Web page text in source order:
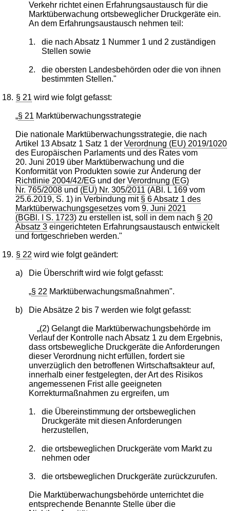
Verkehr richtet einen Erfahrungsaustausch für die
Marktüberwachung ortsbeweglicher Druckgeräte ein.
An dem Erfahrungsaustausch nehmen teil:
1.
die nach Absatz 1 Nummer 1 und 2 zuständigen
Stellen sowie
2.
die obersten Landesbehörden oder die von ihnen
bestimmten Stellen."
18. § 21 wird wie folgt gefasst:
„§ 21 Marktüberwachungsstrategie
Die nationale Marktüberwachungsstrategie, die nach
Artikel 13 Absatz 1 Satz 1 derVerordnung (EU) 2019/1020
des Europäischen Parlaments und des Rates vom
20. Juni 2019 über Marktüberwachung und die
Konformität von Produkten sowie zur Änderung der
Richtlinie 2004/42/EG und derVerordnung (EG)
Nr. 765/2008 und (EU) Nr. 305/2011 (ABl. L 169 vom
25.6.2019, S. 1) in Verbindung mit § 6 Absatz 1 des
Marktüberwachungsgesetzes vom9. Juni 2021
(BGBl. I S. 1723) zu erstellen ist, soll in dem nach § 20
Absatz 3 eingerichteten Erfahrungsaustausch entwickelt
und fortgeschrieben werden."
19. § 22 wird wie folgt geändert:
a) Die Überschrift wird wie folgt gefasst:
„§ 22 Marktüberwachungsmaßnahmen".
b) Die Absätze 2 bis 7 werden wie folgt gefasst:
„(2) Gelangt die Marktüberwachungsbehörde im
Verlauf der Kontrolle nach Absatz 1 zu dem Ergebnis,
dass ortsbewegliche Druckgeräte die Anforderungen
dieser Verordnung nicht erfüllen, fordert sie
unverzüglich den betroffenen Wirtschaftsakteur auf,
innerhalb einer festgelegten, der Art des Risikos
angemessenen Frist alle geeigneten
Korrekturmaßnahmen zu ergreifen, um
1.
die Übereinstimmung der ortsbeweglichen
Druckgeräte mit diesen Anforderungen
herzustellen,
2.
die ortsbeweglichen Druckgeräte vom Markt zu
nehmen oder
3. die ortsbeweglichen Druckgeräte zurückzurufen.
Die Marktüberwachungsbehörde unterrichtet die
entsprechende Benannte Stelle über die